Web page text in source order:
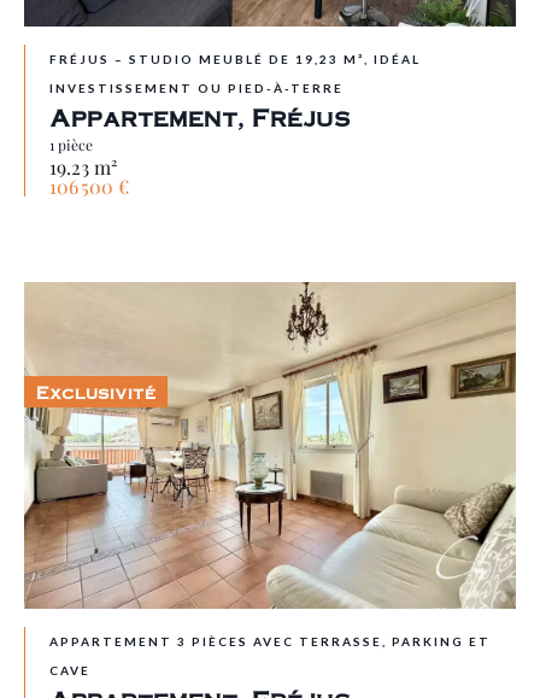
FRÉJUS – STUDIO MEUBLÉ DE 19,23 M², IDÉAL
INVESTISSEMENT OU PIED-À-TERRE
Appartement, Fréjus
1 pièce
19.23 m²
106 500 €
APPARTEMENT 3 PIÈCES AVEC TERRASSE, PARKING ET
CAVE
Exclusivité